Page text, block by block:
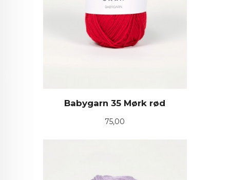
Babygarn 35 Mørk rød
Pris
75,00